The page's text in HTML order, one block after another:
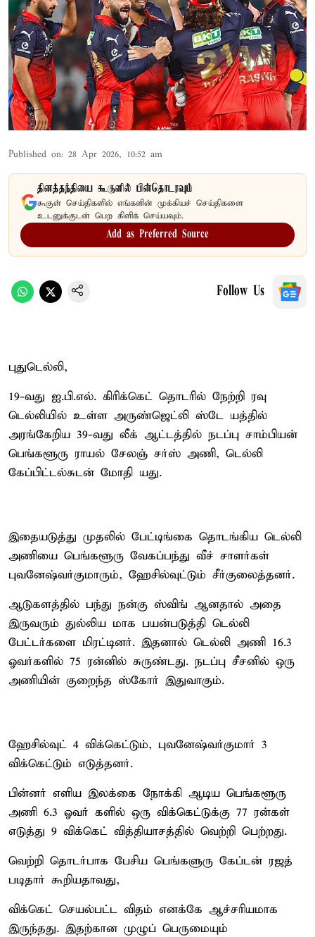
Published on: 28 Apr 2026, 10:52 am
தினத்தந்தியை கூகுளில் பின்தொடரவும்
கூகுள் செய்திகளில் எங்களின் முக்கியச் செய்திகளை
உடனுக்குடன் பெற கிளிக் செய்யவும்.
Add as Preferred Source
Follow Us
புதுடெல்லி,
19-வது ஐ.பி.எல். கிரிக்கெட் தொடரில் நேற்றி ரவு
டெல்லியில் உள்ள அருண்ஜெட்லி ஸ்டே யத்தில்
அரங்கேறிய 39-வது லீக் ஆட்டத்தில் நடப்பு சாம்பியன்
பெங்களூரு ராயல் சேலஞ் சர்ஸ் அணி, டெல்லி
கேப்பிட்டல்சுடன் மோதி யது.
இதையடுத்து முதலில் பேட்டிங்கை தொடங்கிய டெல்லி
அணியை பெங்களூரு வேகப்பந்து வீச் சாளர்கள்
புவனேஷ்வர்குமாரும், ஹேசில்வுட்டும் சீர்குலைத்தனர்.
ஆடுகளத்தில் பந்து நன்கு ஸ்விங் ஆனதால் அதை
இருவரும் துல்லிய மாக பயன்படுத்தி டெல்லி
பேட்டர்களை மிரட்டினர். இதனால் டெல்லி அணி 16.3
ஓவர்களில் 75 ரன்னில் சுருண்டது. நடப்பு சீசனில் ஒரு
அணியின் குறைந்த ஸ்கோர் இதுவாகும்.
ஹேசில்வுட் 4 விக்கெட்டும், புவனேஷ்வர்குமார் 3
விக்கெட்டும் எடுத்தனர்.
பின்னர் எளிய இலக்கை நோக்கி ஆடிய பெங்களூரு
அணி 6.3 ஓவர் களில் ஒரு விக்கெட்டுக்கு 77 ரன்கள்
எடுத்து 9 விக்கெட் வித்தியாசத்தில் வெற்றி பெற்றது.
வெற்றி தொடர்பாக பேசிய பெங்களுரு கேப்டன் ரஜத்
படிதார் கூறியதாவது,
விக்கெட் செயல்பட்ட விதம் எனக்கே ஆச்சரியமாக
இருந்தது. இதற்கான முழுப் பெருமையும்